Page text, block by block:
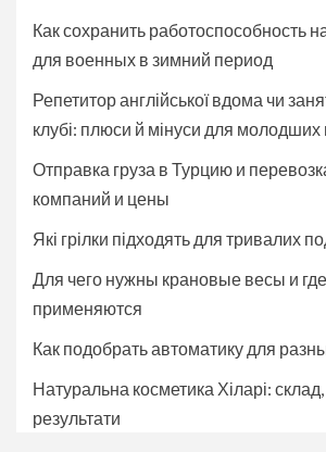
Как сохранить работоспособность
для военных в зимний период
Репетитор англійської вдома чи
клубі: плюси й мінуси для молодших
Отправка груза в Турцию и
компаний и цены
Які грілки підходять для тривалих
Для чего нужны крановые весы и
применяются
Как подобрать автоматику для
Натуральна косметика Хіларі:
результати